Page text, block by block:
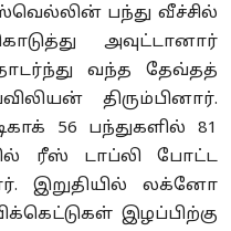
பந்து வீச்சில்
அவுட்டானார்
வந்த தேவ்தத்
திரும்பினார்.
56 பந்துகளில் 81
ரீஸ் டாப்லி போட்ட
இறுதியில் லக்னோ
இழப்பிற்கு